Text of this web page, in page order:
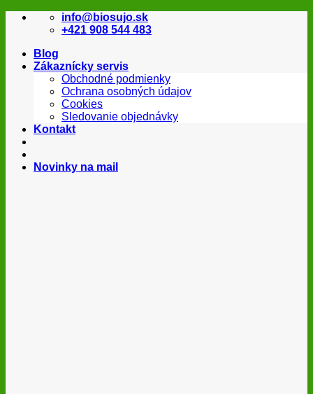
Skip
info@biosujo.sk
+421 908 544 483
Blog
Zákaznícky servis
Obchodné podmienky
Ochrana osobných údajov
Cookies
Sledovanie objednávky
Kontakt
Novinky na mail